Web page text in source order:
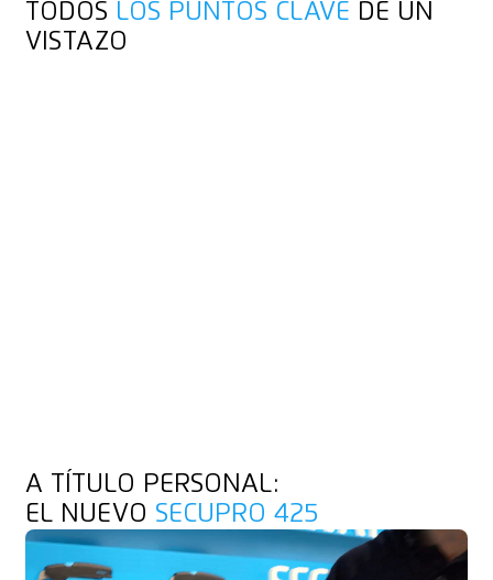
TODOS LOS PUNTOS CLAVE DE UN
VISTAZO
A TÍTULO PERSONAL:
EL NUEVO SECUPRO 425